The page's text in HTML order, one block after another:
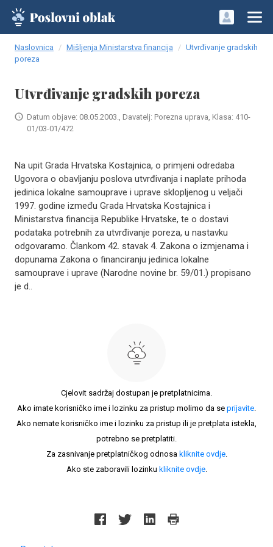
Naslovnica Mišljenja Ministarstva financija
Utvrđivanje gradskih
poreza
Utvrđivanje gradskih poreza
Datum objave: 08.05.2003., Davatelj: Porezna uprava, Klasa: 410-
01/03-01/472
Na upit Grada Hrvatska Kostajnica, o primjeni odredaba
Ugovora o obavljanju poslova utvrđivanja i naplate prihoda
jedinica lokalne samouprave i uprave sklopljenog u veljači
1997. godine između Grada Hrvatska Kostajnica i
Ministarstva financija Republike Hrvatske, te o dostavi
podataka potrebnih za utvrđivanje poreza, u nastavku
odgovaramo. Člankom 42. stavak 4. Zakona o izmjenama i
dopunama Zakona o financiranju jedinica lokalne
samouprave i uprave (Narodne novine br. 59/01.) propisano
je d..
Cjelovit sadržaj dostupan je pretplatnicima.
Ako imate korisničko ime i lozinku za pristup molimo da se prijavite.
Ako nemate korisničko ime i lozinku za pristup ili je pretplata istekla,
potrebno se pretplatiti.
Za zasnivanje pretplatničkog odnosa kliknite ovdje.
Ako ste zaboravili lozinku kliknite ovdje.